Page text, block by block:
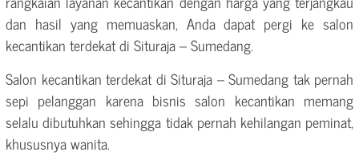
dan hasil yang memuaskan, Anda dapat pergi ke salon
kecantikan terdekat di Situraja – Sumedang.
Salon kecantikan terdekat di Situraja – Sumedang tak pernah
sepi pelanggan karena bisnis salon kecantikan memang
selalu dibutuhkan sehingga tidak pernah kehilangan peminat,
khususnya wanita.